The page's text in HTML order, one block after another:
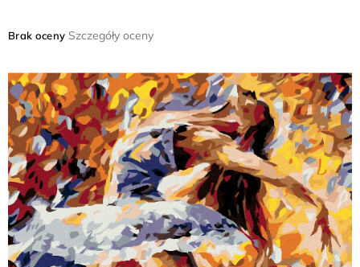
Średnia
wynosi
0,0
na
gwiazdek.
Brak oceny Szczegóły oceny